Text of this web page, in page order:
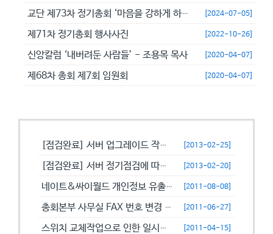
교단 제73차 정기총회 ‘마음을 강하게 하고 극히 담대히 하라’ [2024-07-05]
제71차 정기총회 행사사진 [2022-10-26]
신앙칼럼 ‘내버려둔 사람들’ - 조용목 목사 [2020-04-07]
제68차 총회 제7회 임원회 [2020-04-07]
[점검완료] 서버 업그레이드 작업으로 일시적으로 사용이 불안정할수 있습니... [2013-02-25]
[점검완료] 서버 정기점검에 따른 이용 제한 안내 [2013-02-20]
네이트&싸이월드 개인정보 유출에 따른 비밀번호 변경 캠페인! [2011-08-08]
총회본부 사무실 FAX 번호 변경 안내 [2011-06-27]
스위치 교체작업으로 인한 일시접속제한 안내 [2011-04-15]